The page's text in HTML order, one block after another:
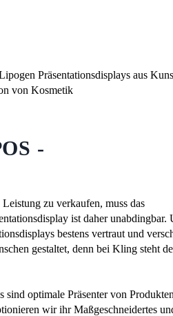
-
zu verkaufen, muss das
ist daher unabdingbar.
bestens vertraut und
gestaltet, denn bei Kling steht
sind optimale Präsenter von
wir ihr Maßgeschneidertes